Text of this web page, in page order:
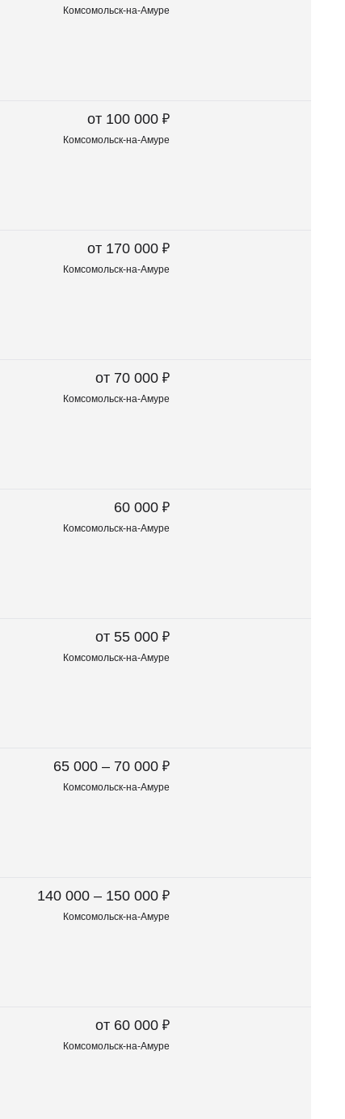
Комсомольск-на-Амуре
от 100 000 ₽
Комсомольск-на-Амуре
от 170 000 ₽
Комсомольск-на-Амуре
от 70 000 ₽
Комсомольск-на-Амуре
60 000 ₽
Комсомольск-на-Амуре
от 55 000 ₽
Комсомольск-на-Амуре
65 000 – 70 000 ₽
Комсомольск-на-Амуре
140 000 – 150 000 ₽
Комсомольск-на-Амуре
от 60 000 ₽
Комсомольск-на-Амуре